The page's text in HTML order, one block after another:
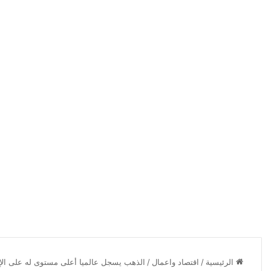
الرئيسية / اقتصاد واعمال / الذهب يسجل عالميا أعلى مستوى له على